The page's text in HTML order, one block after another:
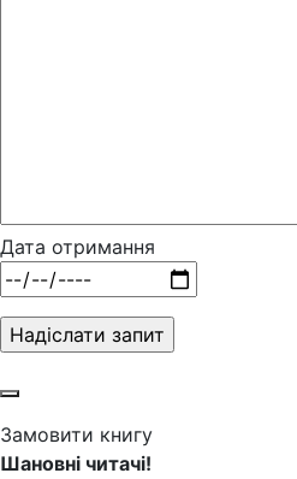
Дата отримання
Замовити книгу
Шановні читачі!